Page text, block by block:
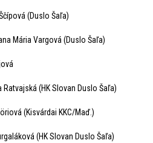
(Duslo Šaľa)
Mária Vargová (Duslo Šaľa)
Ratvajská (HK Slovan Duslo Šaľa)
(Kisvárdai KKC/Maď.)
(HK Slovan Duslo Šaľa)